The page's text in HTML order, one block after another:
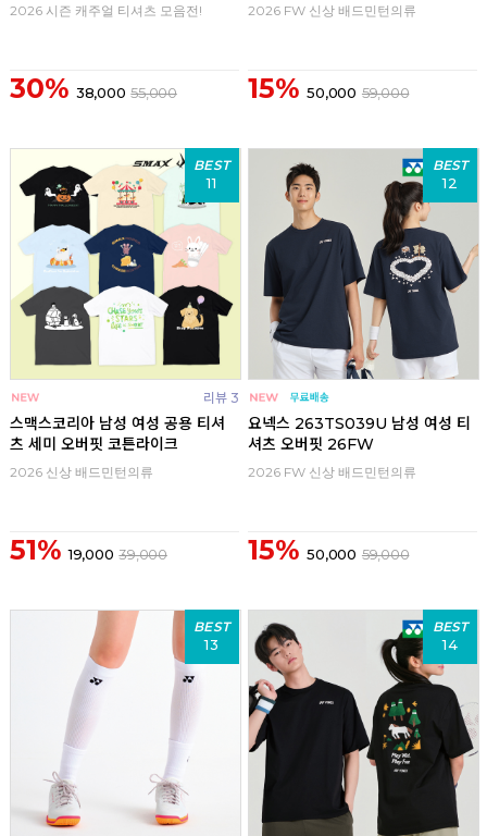
2026 시즌 캐주얼 티셔츠 모음전!
30% 38,000 55,000
2026 FW 신상 배드민턴의류
15% 50,000 59,000
BEST
11
리뷰 3
스맥스코리아 남성 여성 공용 티셔
츠 세미 오버핏 코튼라이크
2026 신상 배드민턴의류
51% 19,000 39,000
BEST
12
요넥스 263TS039U 남성 여성 티
셔츠 오버핏 26FW
2026 FW 신상 배드민턴의류
15% 50,000 59,000
BEST
13
BEST
14